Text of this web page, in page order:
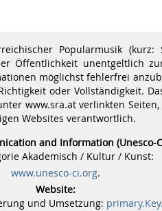
Popularmusik
Öffentlichkeit unentgeltlich
möglichst fehlerfrei
oder Vollständigkeit.
www.sra.at verlinkten
Websites verantwortlich.
and Information (Unesco-
Akademisch / Kultur / Kunst:
www.unesco-ci.org.
Website:
und Umsetzung: